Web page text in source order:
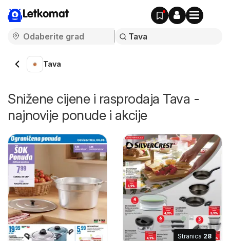
Letkomat
Tava
Snižene cijene i rasprodaja Tava -
najnovije ponude i akcije
Stranica 28